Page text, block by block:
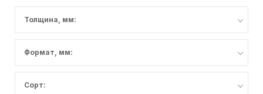
Толщина, мм:
Формат, мм:
Сорт: